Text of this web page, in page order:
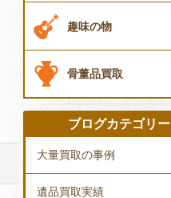
趣味の物
骨董品買取
ブログカテゴリー
大量買取の事例
遺品買取実績